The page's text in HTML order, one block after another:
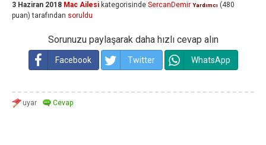
3 Haziran 2018 Mac Ailesi kategorisinde SercanDemir Yardımcı (480
puan) tarafından soruldu
Sorunuzu paylaşarak daha hızlı cevap alın
Facebook Twitter WhatsApp